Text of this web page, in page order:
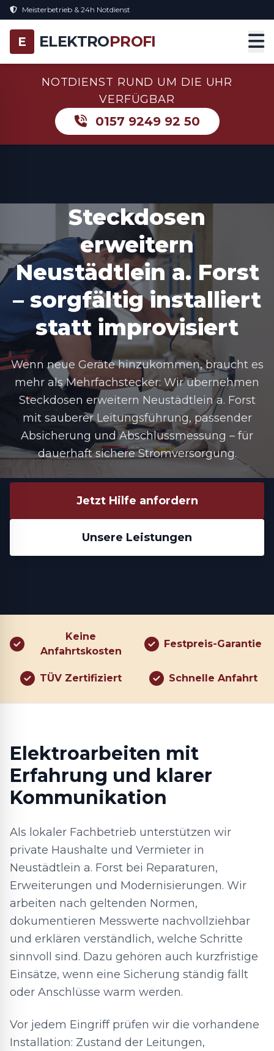
Meisterbetrieb & 24h Notdienst
E ELEKTROPROFI
NOTDIENST RUND UM DIE UHR
VERFÜGBAR
0157 9249 92 50
Steckdosen
erweitern
Neustädtlein a. Forst
– sorgfältig installiert
statt improvisiert
Wenn neue Geräte hinzukommen, braucht es
mehr als Mehrfachstecker: Wir übernehmen
Steckdosen erweitern Neustädtlein a. Forst
mit sauberer Leitungsführung, passender
Absicherung und Abschlussmessung – für
dauerhaft sichere Stromversorgung.
Jetzt Hilfe anfordern
Unsere Leistungen
Keine
Anfahrtskosten
Festpreis-Garantie
TÜV Zertifiziert Schnelle Anfahrt
Elektroarbeiten mit
Erfahrung und klarer
Kommunikation
Als lokaler Fachbetrieb unterstützen wir
private Haushalte und Vermieter in
Neustädtlein a. Forst bei Reparaturen,
Erweiterungen und Modernisierungen. Wir
arbeiten nach geltenden Normen,
dokumentieren Messwerte nachvollziehbar
und erklären verständlich, welche Schritte
sinnvoll sind. Dazu gehören auch kurzfristige
Einsätze, wenn eine Sicherung ständig fällt
oder Anschlüsse warm werden.
Vor jedem Eingriff prüfen wir die vorhandene
Installation: Zustand der Leitungen,